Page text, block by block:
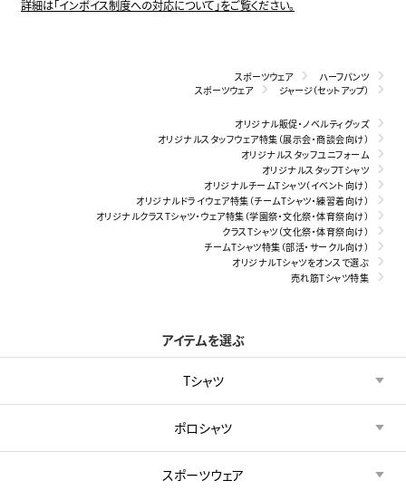
詳細は「インボイス制度への対応について」をご覧ください。
スポーツウェア
ハーフパンツ
スポーツウェア
ジャージ（セットアップ）
オリジナル販促・ノベルティグッズ
オリジナルスタッフウェア特集（展示会・商談会向け）
オリジナルスタッフユニフォーム
オリジナルスタッフTシャツ
オリジナルチームTシャツ（イベント向け）
オリジナルドライウェア特集（チームTシャツ・練習着向け）
オリジナルクラスTシャツ・ウェア特集（学園祭・文化祭・体育祭向け）
クラスTシャツ（文化祭・体育祭向け）
チームTシャツ特集（部活・サークル向け）
オリジナルTシャツをオンスで選ぶ
売れ筋Tシャツ特集
アイテムを選ぶ
Tシャツ
ポロシャツ
スポーツウェア